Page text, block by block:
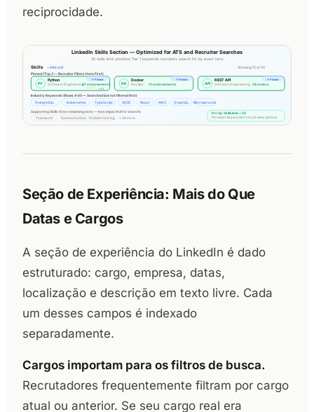
reciprocidade.
Seção de Experiência: Mais do Que
Datas e Cargos
A seção de experiência do LinkedIn é dado
estruturado: cargo, empresa, datas,
localização e descrição em texto livre. Cada
um desses campos é indexado
separadamente.
Cargos importam para os filtros de busca.
Recrutadores frequentemente filtram por cargo
atual ou anterior. Se seu cargo real era